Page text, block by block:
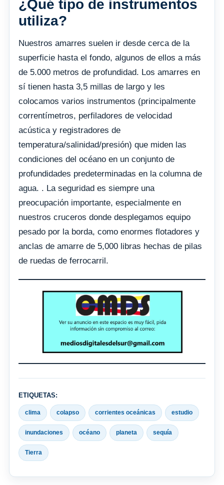
¿Qué tipo de instrumentos
utiliza?
Nuestros amarres suelen ir desde cerca de la
superficie hasta el fondo, algunos de ellos a más
de 5.000 metros de profundidad. Los amarres en
sí tienen hasta 3,5 millas de largo y les
colocamos varios instrumentos (principalmente
correntímetros, perfiladores de velocidad
acústica y registradores de
temperatura/salinidad/presión) que miden las
condiciones del océano en un conjunto de
profundidades predeterminadas en la columna de
agua. . La seguridad es siempre una
preocupación importante, especialmente en
nuestros cruceros donde desplegamos equipo
pesado por la borda, como enormes flotadores y
anclas de amarre de 5,000 libras hechas de pilas
de ruedas de ferrocarril.
ETIQUETAS:
clima colapso corrientes oceánicas estudio
inundaciones océano planeta sequía
Tierra